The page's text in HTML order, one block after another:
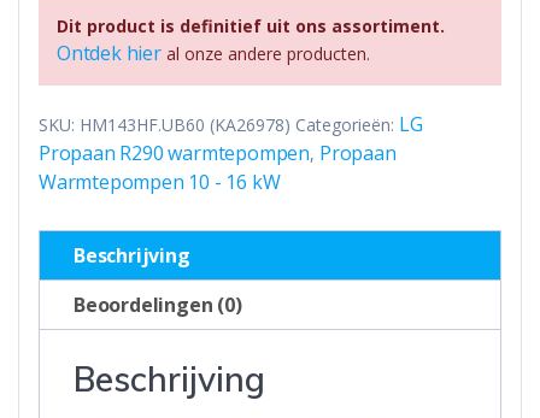
Dit product is definitief uit ons assortiment.
Ontdek hieral onze andere producten.
SKU: HM143HF.UB60 (KA26978) Categorieën: LG
Propaan R290 warmtepompen, Propaan
Warmtepompen 10 - 16 kW
Beschrijving
Beoordelingen (0)
Beschrijving